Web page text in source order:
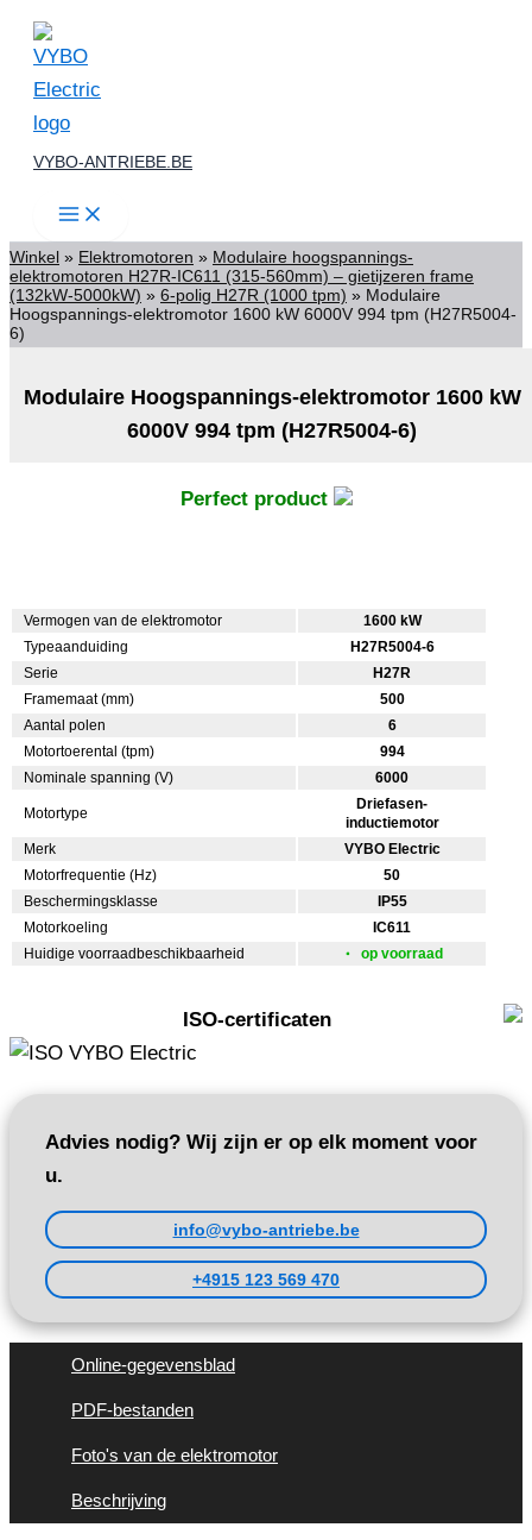
Spring
naar
inhoud
VYBO-ANTRIEBE.BE
Winkel » Elektromotoren » Modulaire hoogspannings-
elektromotoren H27R-IC611 (315-560mm) – gietijzeren frame
(132kW-5000kW) » 6-polig H27R (1000 tpm) » Modulaire
Hoogspannings-elektromotor 1600 kW 6000V 994 tpm (H27R5004-
6)
Modulaire Hoogspannings-elektromotor 1600 kW
6000V 994 tpm (H27R5004-6)
Perfect product
Vermogen van de elektromotor
1600 kW
Typeaanduiding
H27R5004-6
Serie
H27R
Framemaat (mm)
500
Aantal polen
6
Motortoerental (tpm)
994
Nominale spanning (V)
6000
Motortype
Driefasen-
inductiemotor
Merk
VYBO Electric
Motorfrequentie (Hz)
50
Beschermingsklasse
IP55
Motorkoeling
IC611
Huidige voorraadbeschikbaarheid
op voorraad
ISO-certificaten
Advies nodig? Wij zijn er op elk moment voor
u.
info@vybo-antriebe.be
+4915 123 569 470
Online-gegevensblad
PDF-bestanden
Foto's van de elektromotor
Beschrijving